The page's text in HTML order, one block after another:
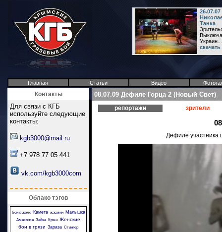
Танка
Украин...
Главная Статьи Видео
Контакты
Для связи с КГБ
используйте следующие
контакты:
kgb3000@mail.ru
+7 978 77 05 441
vk.com/kgb3000com
Облако тэгов
бои в желе Камета жасмин Малышка
Амазонка Зайка Крэш Женские
бои в грязи Зараза Стингер
08.07.09 Дефиле Горца 2 (Новый Свет)
репортажи зрители
Дефиле участника